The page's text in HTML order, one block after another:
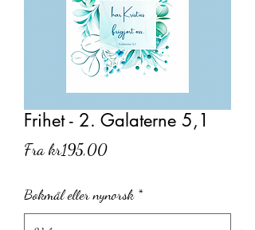
Frihet - 2. Galaterne 5,1
Frakr195,00Salgspris
Bokmål eller nynorsk *